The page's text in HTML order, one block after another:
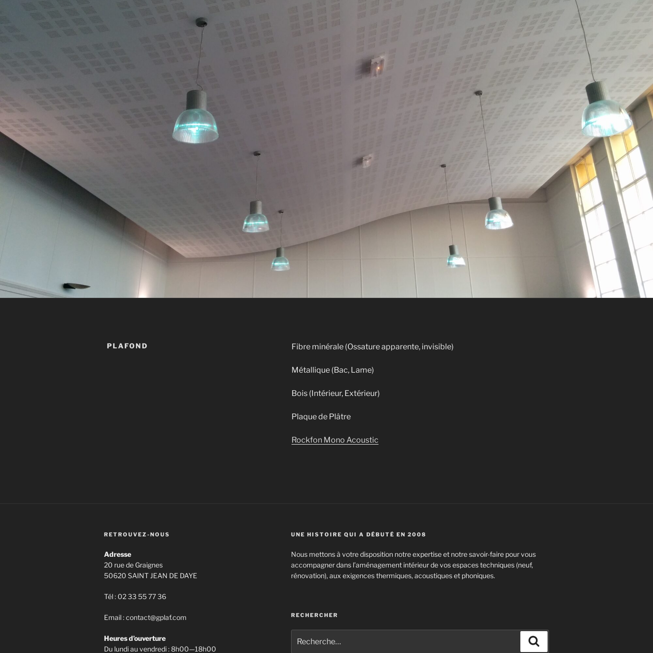
PLAFOND Fibre minérale (Ossature apparente, invisible)
Métallique (Bac, Lame)
Bois (Intérieur, Extérieur)
Plaque de Plâtre
Rockfon Mono Acoustic
RETROUVEZ-NOUS
Adresse
20 rue de Graignes
50620 SAINT JEAN DE DAYE
Tél : 02 33 55 77 36
Email : contact@gplaf.com
Heures d’ouverture
Du lundi au vendredi : 8h00—18h00
UNE HISTOIRE QUI A DÉBUTÉ EN 2008
Nous mettons à votre disposition notre expertise et notre savoir-faire pour vous
accompagner dans l’aménagement intérieur de vos espaces techniques (neuf,
rénovation), aux exigences thermiques, acoustiques et phoniques.
RECHERCHER
pour